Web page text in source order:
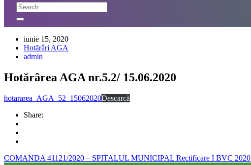
iunie 15, 2020
Hotărâri AGA
admin
Hotărârea AGA nr.5.2/ 15.06.2020
hotararea_AGA_52_15062020Descarcă
Share:
COMANDA 41121/2020 – SPITALUL MUNICIPAL Rectificare I BVC 2020